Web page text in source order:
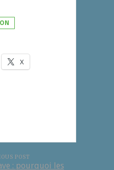
X
POST
: pourquoi les